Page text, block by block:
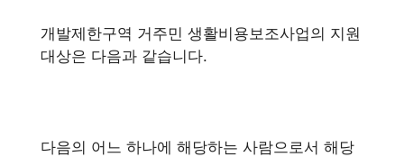
개발제한구역 거주민 생활비용보조사업의 지원
대상은 다음과 같습니다.
다음의 어느 하나에 해당하는 사람으로서 해당